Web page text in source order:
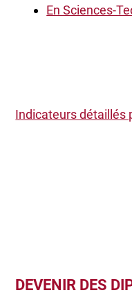
En Sciences-
Indicateurs détaillés
DEVENIR DES